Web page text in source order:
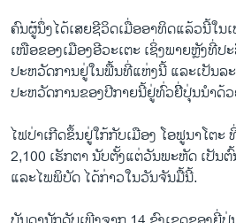
ຄົນຜູ້ນຶ່ງໄດ້ເສຍຊີວິດເມື່ອອາທິດແລ້ວນີ້ໃ
ເໜືອຂອງເມືອງອີວະເຕະ ເຊິ່ງພາຍຫຼັງທີ່ປ
ປະຫວັດການຢູ່ໃນພື້ນທີ່ແຫ່ງນີ້ ແລະເປັນ
ປະຫວັດການຂອງປີກາຍນີ້ຢູ່ທົ່ວຍີີ່ປຸ່ນນຳດ້
ໄຟປ່າເກີດຂຶ້ນຢູ່ໃກ້ກັບເມືອງ ໂອຟູນາໂຕ
2,100 ເຮັກຕາ ນັບຕັ້ງແຕ່ວັນພະຫັດ ເປັນ
ແລະໄພພິບັດ ໄດ້ກ່າວໃນວັນຈັນມື້ນີ້.